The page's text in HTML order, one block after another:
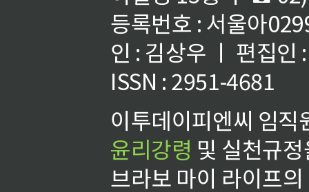
등록번호 : 서울아
인 : 김상우 ㅣ 편집인
ISSN : 2951-4681
이투데이피엔씨 임
윤리강령 및 실천규
브라보 마이 라이프